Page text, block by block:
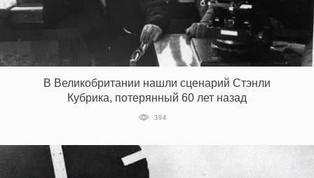
В Великобритании нашли сценарий Стэнли
Кубрика, потерянный 60 лет назад
394